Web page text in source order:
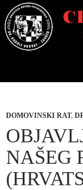
Skoči
do
sadržaja
DOMOVINSKI RAT,
NAŠEG